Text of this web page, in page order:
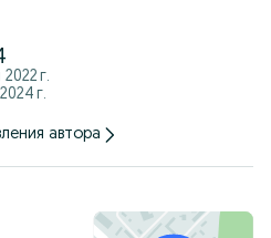
г.
г.
автора